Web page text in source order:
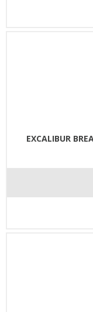
EXCALIBUR